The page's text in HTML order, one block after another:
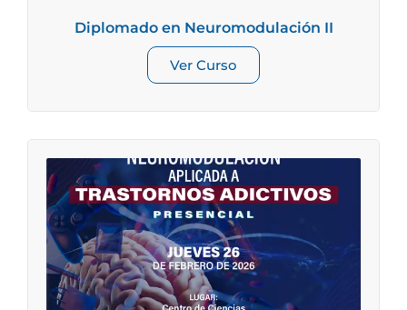
Diplomado en Neuromodulación II
Ver Curso